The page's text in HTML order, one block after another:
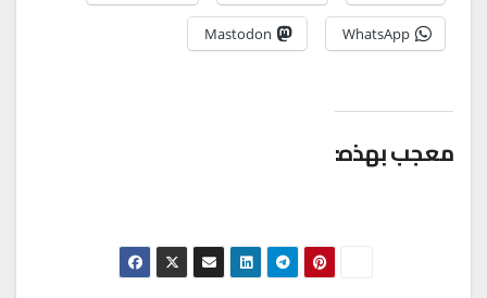
WhatsApp
Mastodon
معجب بهذه: